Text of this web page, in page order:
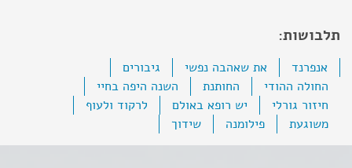
תלבושות:
אנפרנד את שאהבה נפשי
גיבורים
החולה ההודי
החותנת
השנה היפה בחיי
חיזור גורלי
יש רופא באולם
לרקוד ולעוף
משוגעת
פילומנה שידוך